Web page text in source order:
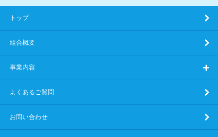
トップ
組合概要
事業内容
よくあるご質問
お問い合わせ